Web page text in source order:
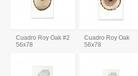
Cuadro Roy Oak #2
56x78
Cuadro Roy Oak
56x78